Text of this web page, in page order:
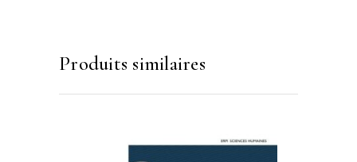
Produits similaires